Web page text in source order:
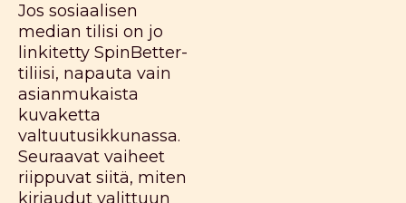
Jos sosiaalisen
median tilisi on jo
linkitetty SpinBetter-
tiliisi, napauta vain
asianmukaista
kuvaketta
valtuutusikkunassa.
Seuraavat vaiheet
riippuvat siitä, miten
kirjaudut valittuun